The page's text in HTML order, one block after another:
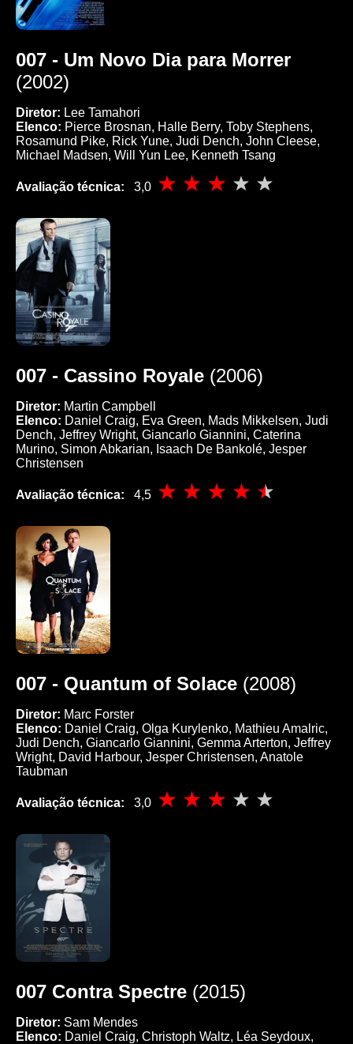
007 - Um Novo Dia para Morrer
(2002)
Diretor: Lee Tamahori
Elenco: Pierce Brosnan, Halle Berry, Toby Stephens,
Rosamund Pike, Rick Yune, Judi Dench, John Cleese,
Michael Madsen, Will Yun Lee, Kenneth Tsang
Avaliação técnica: 3,0
007 - Cassino Royale (2006)
Diretor: Martin Campbell
Elenco: Daniel Craig, Eva Green, Mads Mikkelsen, Judi
Dench, Jeffrey Wright, Giancarlo Giannini, Caterina
Murino, Simon Abkarian, Isaach De Bankolé, Jesper
Christensen
Avaliação técnica: 4,5
007 - Quantum of Solace (2008)
Diretor: Marc Forster
Elenco: Daniel Craig, Olga Kurylenko, Mathieu Amalric,
Judi Dench, Giancarlo Giannini, Gemma Arterton, Jeffrey
Wright, David Harbour, Jesper Christensen, Anatole
Taubman
Avaliação técnica: 3,0
007 Contra Spectre (2015)
Diretor: Sam Mendes
Elenco: Daniel Craig, Christoph Waltz, Léa Seydoux,